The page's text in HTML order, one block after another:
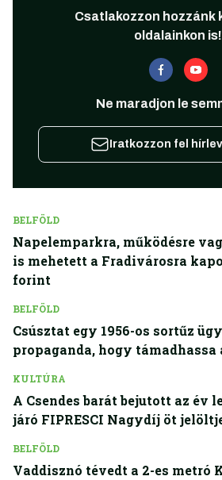
Csatlakozzon hozzánk
oldalainkon is!
Ne maradjon le
Iratkozzon fel
BELFÖLD
Napelemparkra, működésre
is mehetett a Fradivárosra
forint
BELFÖLD
Csúsztat egy 1956-os sortűz
propaganda, hogy
KULTÚRA
A Csendes barát bejutott az év
járó FIPRESCI Nagydíj öt
BELFÖLD
Vaddisznó tévedt a 2-es metró